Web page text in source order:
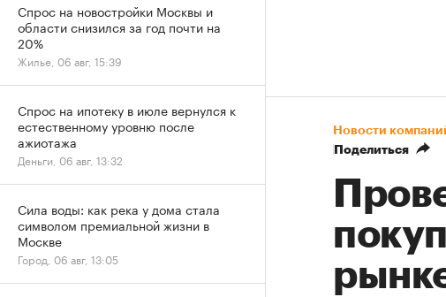
Новости
Поделиться
Спрос на новостройки Москвы и
области снизился за год почти на
20%
Жилье, 06 авг, 15:39
Спрос на ипотеку в июле вернулся к
естественному уровню после
ажиотажа
Деньги, 06 авг, 13:32
Сила воды: как река у дома стала
символом премиальной жизни в
Москве
Город, 06 авг, 13:05